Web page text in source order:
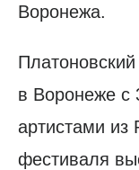
Воронежа.
в Воронеже с
артистами из
фестиваля